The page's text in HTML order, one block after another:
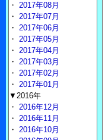
・ 2017年08月
・ 2017年07月
・ 2017年06月
・ 2017年05月
・ 2017年04月
・ 2017年03月
・ 2017年02月
・ 2017年01月
▼2016年
・ 2016年12月
・ 2016年11月
・ 2016年10月